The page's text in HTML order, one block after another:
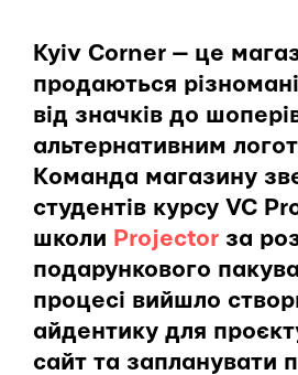
Kyiv Corner — це
продаються
від значків до
альтернативним
Команда магазину
студентів курсу VC
школи Projector за
подарункового
процесі вийшло
айдентику для
сайт та запланувати